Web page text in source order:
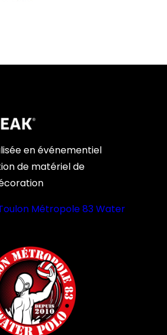
en événementiel
de matériel de
Métropole 83 Water